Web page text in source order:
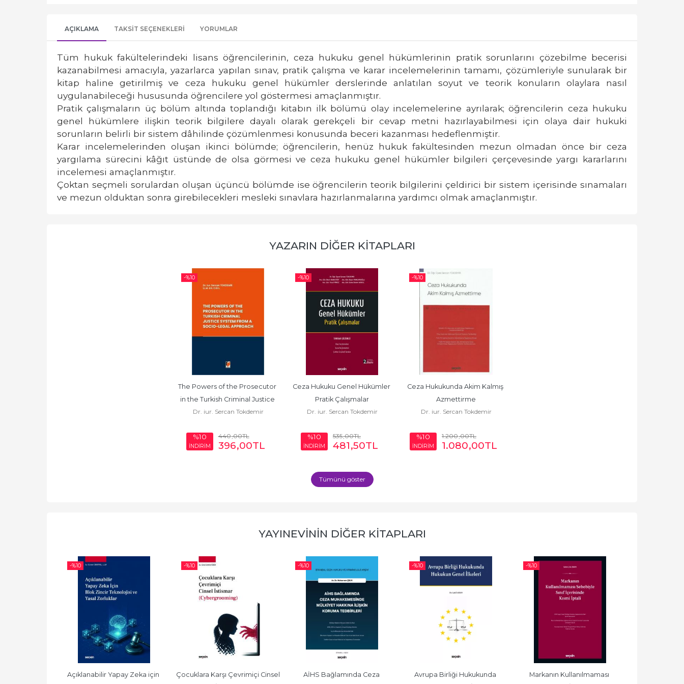
AÇIKLAMA TAKSIT SEÇENEKLERI YORUMLAR
Tüm hukuk fakültelerindeki lisans öğrencilerinin, ceza hukuku genel hükümlerinin pratik sorunlarını çözebilme becerisi
kazanabilmesi amacıyla, yazarlarca yapılan sınav, pratik çalışma ve karar incelemelerinin tamamı, çözümleriyle sunularak bir
kitap haline getirilmiş ve ceza hukuku genel hükümler derslerinde anlatılan soyut ve teorik konuların olaylara nasıl
uygulanabileceği hususunda öğrencilere yol göstermesi amaçlanmıştır.
Pratik çalışmaların üç bölüm altında toplandığı kitabın ilk bölümü olay incelemelerine ayrılarak; öğrencilerin ceza hukuku
genel hükümlere ilişkin teorik bilgilere dayalı olarak gerekçeli bir cevap metni hazırlayabilmesi için olaya dair hukuki
sorunların belirli bir sistem dâhilinde çözümlenmesi konusunda beceri kazanması hedeflenmiştir.
Karar incelemelerinden oluşan ikinci bölümde; öğrencilerin, henüz hukuk fakültesinden mezun olmadan önce bir ceza
yargılama sürecini kâğıt üstünde de olsa görmesi ve ceza hukuku genel hükümler bilgileri çerçevesinde yargı kararlarını
incelemesi amaçlanmıştır.
Çoktan seçmeli sorulardan oluşan üçüncü bölümde ise öğrencilerin teorik bilgilerini çeldirici bir sistem içerisinde sınamaları
ve mezun olduktan sonra girebilecekleri mesleki sınavlara hazırlanmalarına yardımcı olmak amaçlanmıştır.
YAZARIN DIĞER KITAPLARI
-%10
The Powers of the Prosecutor
in the Turkish Criminal Justice
System from...
Dr. iur. Sercan Tokdemir
%10
İNDİRİM
440,00TL
396,00TL
-%10
Ceza Hukuku Genel Hükümler
Pratik Çalışmalar
Dr. iur. Sercan Tokdemir
%10
İNDİRİM
535,00TL
481,50TL
-%10
Ceza Hukukunda Akim Kalmış
Azmettirme
Dr. iur. Sercan Tokdemir
%10
İNDİRİM
1.200,00TL
1.080,00TL
Tümünü göster
YAYINEVININ DIĞER KITAPLARI
-%10
Açıklanabilir Yapay Zeka için
-%10
Çocuklara Karşı Çevrimiçi Cinsel
-%10
AİHS Bağlamında Ceza
-%10
Avrupa Birliği Hukukunda
-%10
Markanın Kullanılmaması